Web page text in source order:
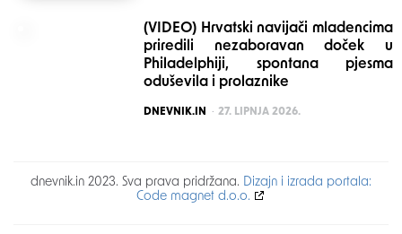
(VIDEO) Hrvatski navijači mladencima
priredili nezaboravan doček u
Philadelphiji, spontana pjesma
oduševila i prolaznike
POSTED
DNEVNIK.IN 27. LIPNJA 2026.
dnevnik.in 2023. Sva prava pridržana. Dizajn i izrada portala:
Code magnet d.o.o.